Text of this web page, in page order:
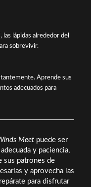
las lápidas alrededor del
sobrevivir.
Aprende sus
adecuados para
Meetpuede ser
y paciencia,
sus patrones de
y aprovecha las
para disfrutar